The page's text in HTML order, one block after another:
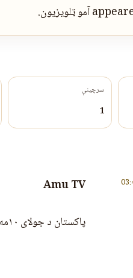
سرچینې
1
Amu TV
پاکستان د جولای ۱۰مه د افغان کډوالو د اجباري ایستلو نوې نېټه وټاکله